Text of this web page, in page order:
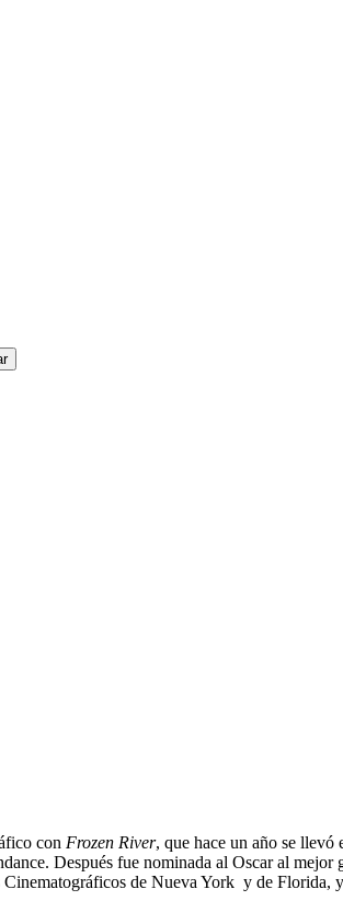
con Frozen River, que hace un año se llevó
Después fue nominada al Oscar al
de Nueva York y de Florida,